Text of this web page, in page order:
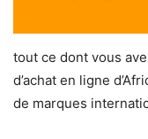
tout ce dont vous
d’achat en ligne
de marques